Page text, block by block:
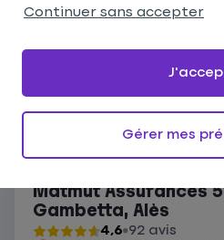
Me
Ouvert actuellement
Les agences Matmut
Matmut Assurances
Gambetta, Alès
4,6 92 avis
Continuer sans accepter
Gérer mes